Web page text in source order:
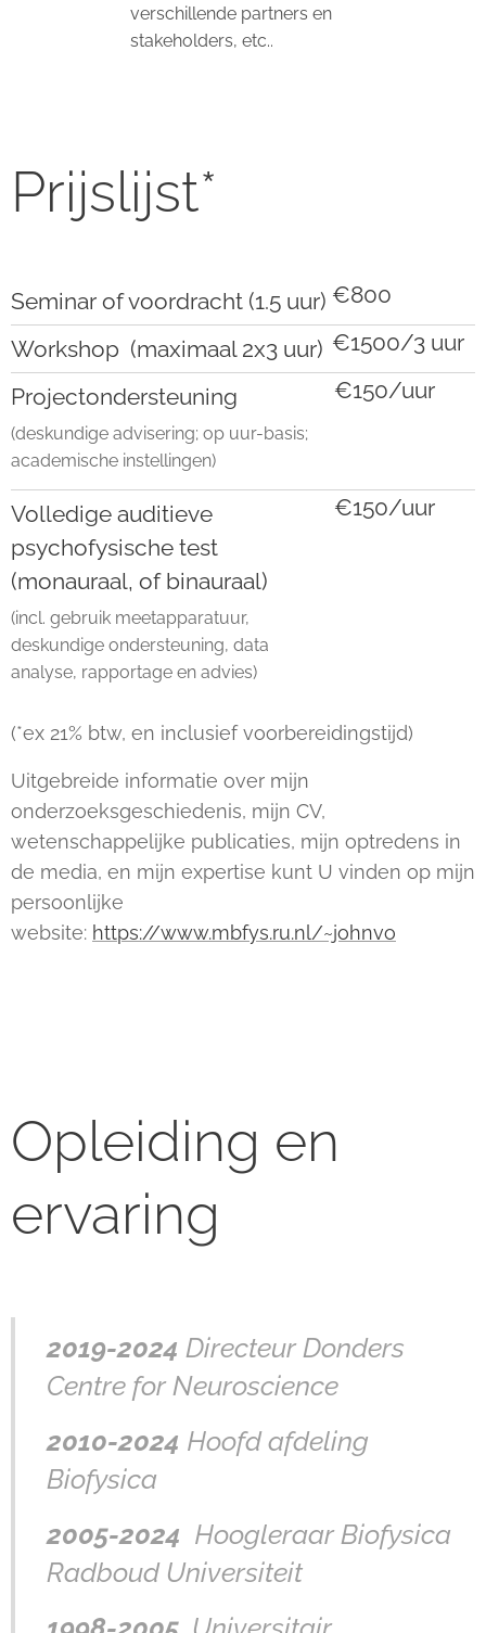
verschillende partners en
stakeholders, etc..
Prijslijst*
Seminar of voordracht (1.5 uur) €800
Workshop (maximaal 2x3 uur) €1500/3 uur
Projectondersteuning
(deskundige advisering; op uur-basis;
academische instellingen)
€150/uur
Volledige auditieve
psychofysische test
(monauraal, of binauraal)
(incl. gebruik meetapparatuur,
deskundige ondersteuning, data
analyse, rapportage en advies)
€150/uur
(*ex 21% btw, en inclusief voorbereidingstijd)
Uitgebreide informatie over mijn
onderzoeksgeschiedenis, mijn CV,
wetenschappelijke publicaties, mijn optredens in
de media, en mijn expertise kunt U vinden op mijn
persoonlijke
website: https://www.mbfys.ru.nl/~johnvo
Opleiding en
ervaring
2019-2024 Directeur Donders
Centre for Neuroscience
2010-2024 Hoofd afdeling
Biofysica
2005-2024 Hoogleraar Biofysica
Radboud Universiteit